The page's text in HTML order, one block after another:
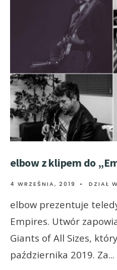
elbow z klipem do
4 WRZEŚNIA, 2019 • DZIAŁ
elbow prezentuje
Empires. Utwór
Giants of All Sizes,
października 2019. Za...